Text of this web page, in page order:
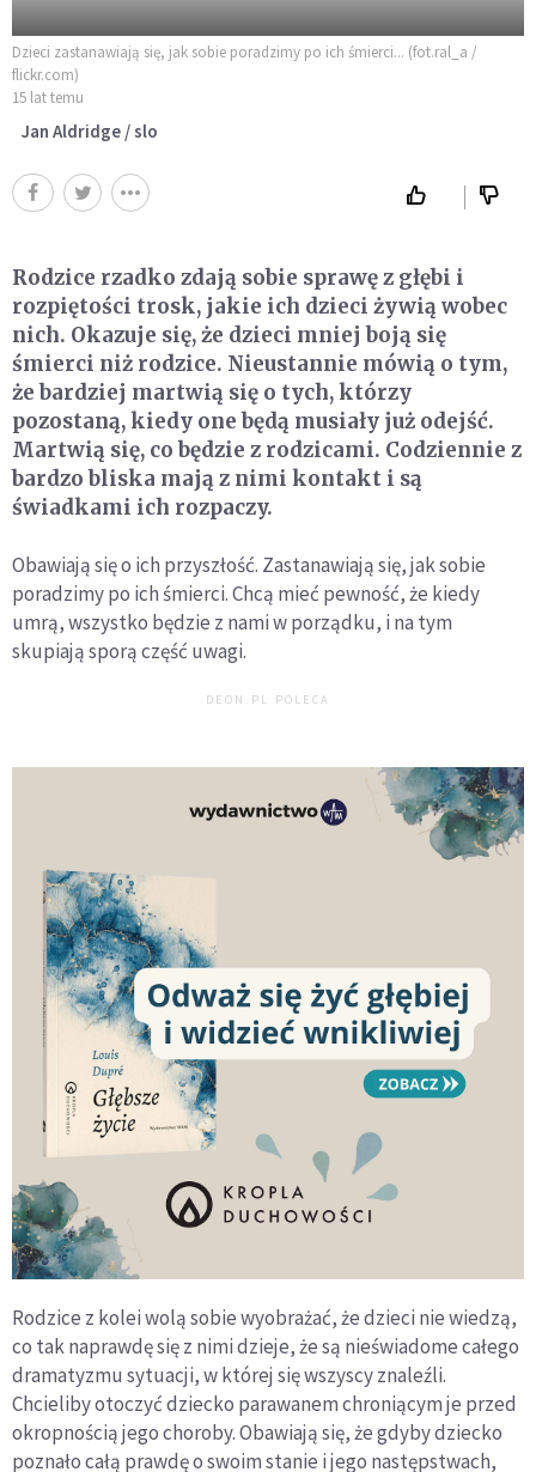
Dzieci zastanawiają się, jak sobie poradzimy po ich śmierci... (fot.ral_a /
flickr.com)
15 lat temu
Jan Aldridge / slo
Rodzice rzadko zdają sobie sprawę z głębi i
rozpiętości trosk, jakie ich dzieci żywią wobec
nich. Okazuje się, że dzieci mniej boją się
śmierci niż rodzice. Nieustannie mówią o tym,
że bardziej martwią się o tych, którzy
pozostaną, kiedy one będą musiały już odejść.
Martwią się, co będzie z rodzicami. Codziennie z
bardzo bliska mają z nimi kontakt i są
świadkami ich rozpaczy.
Obawiają się o ich przyszłość. Zastanawiają się, jak sobie
poradzimy po ich śmierci. Chcą mieć pewność, że kiedy
umrą, wszystko będzie z nami w porządku, i na tym
skupiają sporą część uwagi.
DEON.PL POLECA
Rodzice z kolei wolą sobie wyobrażać, że dzieci nie wiedzą,
co tak naprawdę się z nimi dzieje, że są nieświadome całego
dramatyzmu sytuacji, w której się wszyscy znaleźli.
Chcieliby otoczyć dziecko parawanem chroniącym je przed
okropnością jego choroby. Obawiają się, że gdyby dziecko
poznało całą prawdę o swoim stanie i jego następstwach,